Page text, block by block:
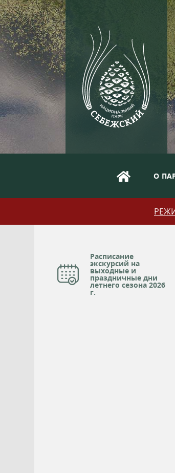
О
Расписание
экскурсий на
выходные и
праздничные дни
летнего сезона 2026
г.